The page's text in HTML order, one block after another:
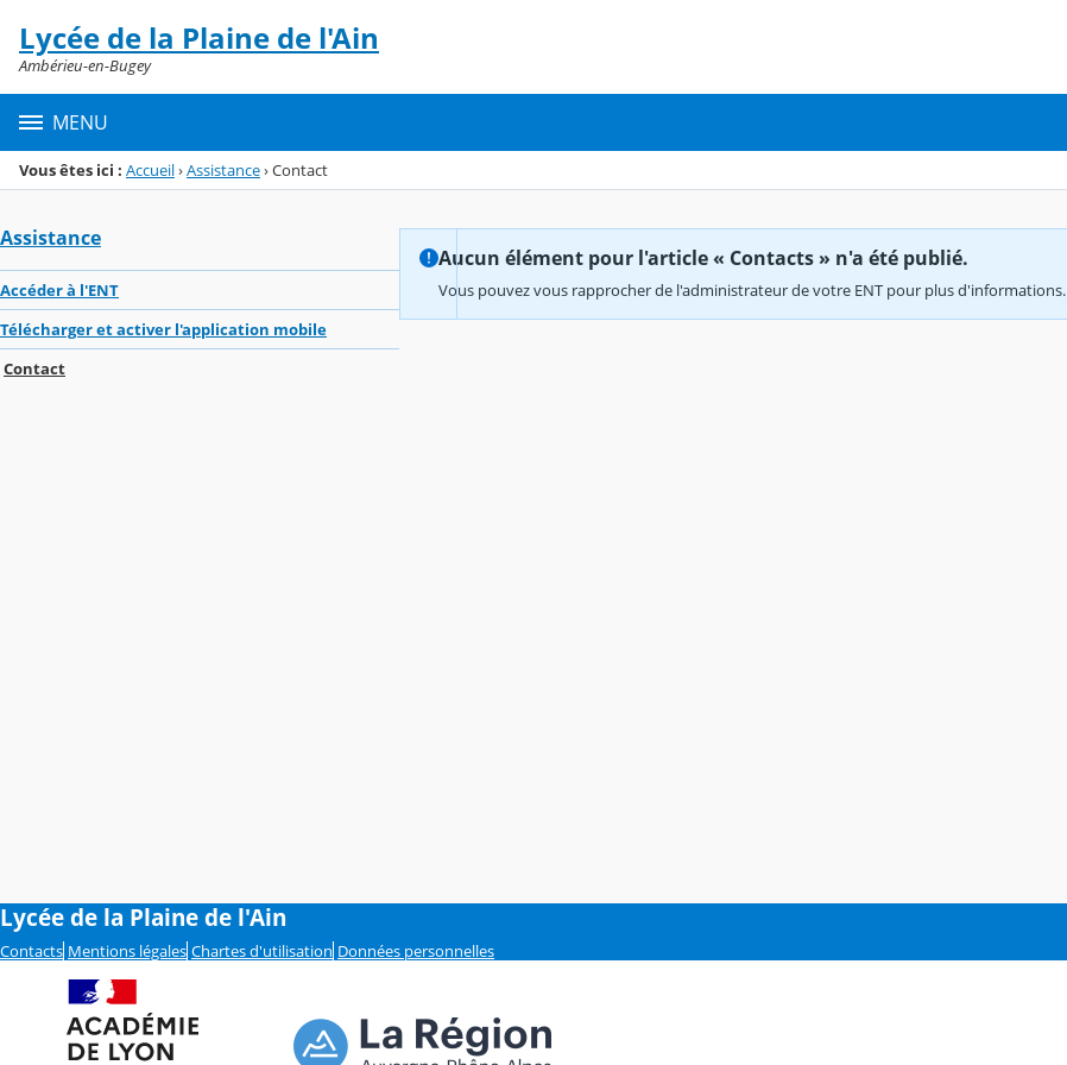
Menu de la rubrique
Contenu
Lycée de la Plaine de l'Ain
Ambérieu-en-Bugey
MENU
Vous êtes ici : Accueil›Assistance›Contact
Assistance
Accéder à l'ENT
Télécharger et activer l'application mobile
Contact
Aucun élément pour l'article « Contacts » n'a été publié.
Vous pouvez vous rapprocher de l'administrateur de votre ENT pour plus d'informations.
Lycée de la Plaine de l'Ain
Contacts Mentions légales Chartes d'utilisation Données personnelles